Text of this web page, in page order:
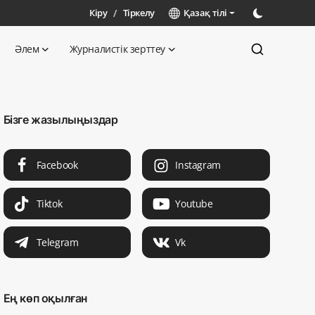
Кіру / Тіркелу Қазақ тілі
Әлем Журналистік зерттеу
Бізге жазылыңыздар
Facebook Instagram
Tiktok Youtube
Telegram Vk
Ең көп оқылған